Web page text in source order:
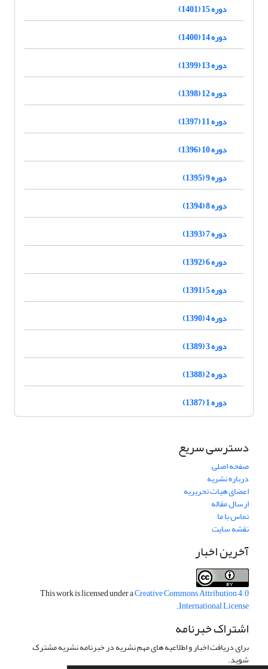
دوره 15 (1401)
دوره 14 (1400)
دوره 13 (1399)
دوره 12 (1398)
دوره 11 (1397)
دوره 10 (1396)
دوره 9 (1395)
دوره 8 (1394)
دوره 7 (1393)
دوره 6 (1392)
دوره 5 (1391)
دوره 4 (1390)
دوره 3 (1389)
دوره 2 (1388)
دوره 1 (1387)
دسترسی سریع
صفحه اصلی
درباره نشریه
اعضای هیات تحریریه
ارسال مقاله
تماس با ما
نقشه سایت
آخرین اخبار
This work is licensed under aCreative Commons Attribution 4.0
International License
.
اشتراک خبرنامه
برای دریافت اخبار و اطلاعیه های مهم نشریه در خبرنامه نشریه مشترک
شوید.